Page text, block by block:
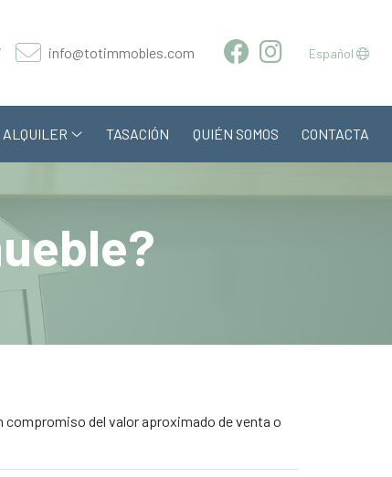
info@totimmobles.com Español
ALQUILER TASACIÓN QUIÉN SOMOS CONTACTA
del valor aproximado de venta o